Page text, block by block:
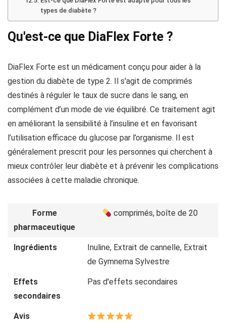
types de diabète ?
Qu'est-ce que DiaFlex Forte ?
DiaFlex Forte est un médicament conçu pour aider à la
gestion du diabète de type 2. Il s'agit de comprimés
destinés à réguler le taux de sucre dans le sang, en
complément d’un mode de vie équilibré. Ce traitement agit
en améliorant la sensibilité à l’insuline et en favorisant
l’utilisation efficace du glucose par l’organisme. Il est
généralement prescrit pour les personnes qui cherchent à
mieux contrôler leur diabète et à prévenir les complications
associées à cette maladie chronique.
Forme
pharmaceutique
comprimés, boîte de 20
Ingrédients
Inuline, Extrait de cannelle, Extrait
de Gymnema Sylvestre
Effets
secondaires
Pas d'effets secondaires
Avis